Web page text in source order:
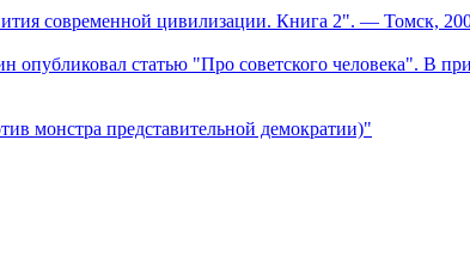
современной цивилизации. Книга 2". — Томск,
статью "Про советского человека". В
монстра представительной демократии)"